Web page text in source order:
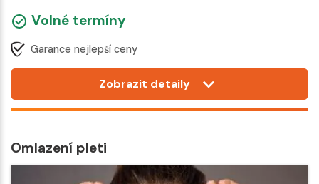
Volné termíny
Garance nejlepší ceny
Zobrazit detaily
Omlazení pleti